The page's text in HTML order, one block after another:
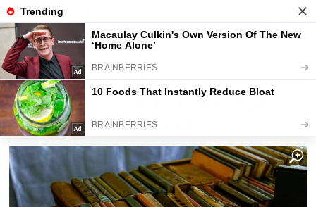
Fajntip.cz Magazín
Nikdo netuší, kolik jich po republice
leží na půdách. Kdo ji nepoškodil,
dostane dnes 15 000 Kč